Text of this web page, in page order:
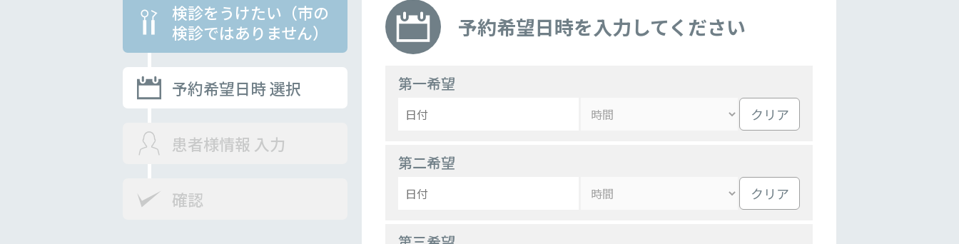
検診をうけたい（市の
検診ではありません）
予約希望日時 選択
患者様情報 入力
確認
予約希望日時を入力してください
第一希望
第二希望